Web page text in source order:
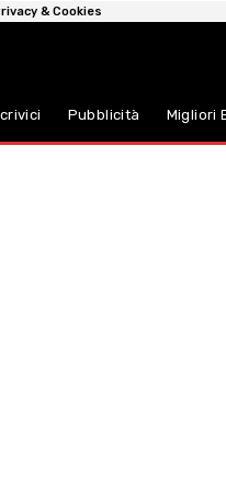
& Cookies
Pubblicità Migliori